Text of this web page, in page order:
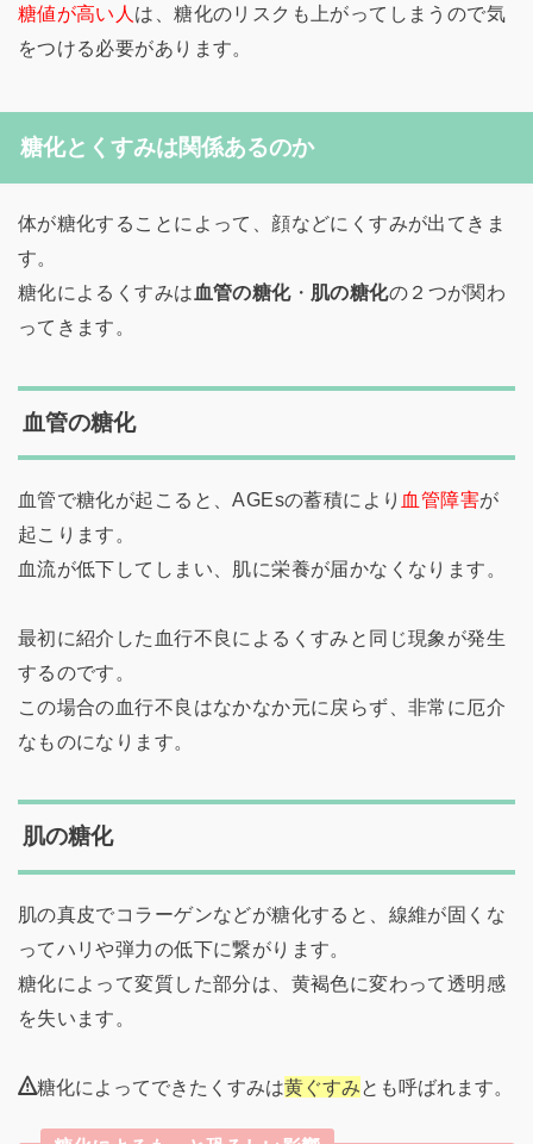
糖値が高い人 は、糖化のリスクも上がってしまうので気
をつける必要があります。
糖化とくすみは関係あるのか
体が糖化することによって、顔などにくすみが出てきま
す。
糖化によるくすみは 血管の糖化・ 肌の糖化の２つが関わ
ってきます。
血管の糖化
血管で糖化が起こると、AGEsの蓄積により 血管障害が
起こります。
血流が低下してしまい、肌に栄養が届かなくなります。
最初に紹介した血行不良によるくすみと同じ現象が発生
するのです。
この場合の血行不良はなかなか元に戻らず、非常に厄介
なものになります。
肌の糖化
肌の真皮でコラーゲンなどが糖化すると、線維が固くな
ってハリや弾力の低下に繋がります。
糖化によって変質した部分は、黄褐色に変わって透明感
を失います。
糖化によってできたくすみは黄ぐすみ とも呼ばれます。